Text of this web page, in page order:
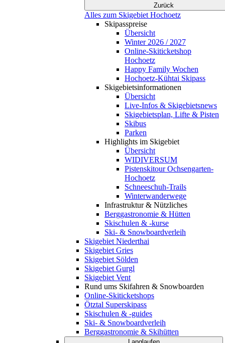
Zurück
Alles zum Skigebiet Hochoetz
Skipasspreise
Übersicht
Winter 2026 / 2027
Online-Skiticketshop
Hochoetz
Happy Family Wochen
Hochoetz-Kühtai Skipass
Skigebietsinformationen
Übersicht
Live-Infos & Skigebietsnews
Skigebietsplan, Lifte & Pisten
Skibus
Parken
Highlights im Skigebiet
Übersicht
WIDIVERSUM
Pistenskitour Ochsengarten-
Hochoetz
Schneeschuh-Trails
Winterwanderwege
Infrastruktur & Nützliches
Berggastronomie & Hütten
Skischulen & -kurse
Ski- & Snowboardverleih
Skigebiet Niederthai
Skigebiet Gries
Skigebiet Sölden
Skigebiet Gurgl
Skigebiet Vent
Rund ums Skifahren & Snowboarden
Online-Skiticketshops
Ötztal Superskipass
Skischulen & -guides
Ski- & Snowboardverleih
Berggastronomie & Skihütten